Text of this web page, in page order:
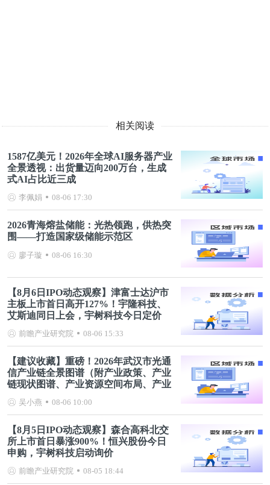
相关阅读
1587亿美元！2026年全球AI服务器产业
全景透视：出货量迈向200万台，生成
式AI占比近三成
李佩娟 08-06 17:30
2026青海熔盐储能：光热领跑，供热突
围——打造国家级储能示范区
廖子璇 08-06 16:30
【8月6日IPO动态观察】津富士达沪市
主板上市首日高开127%！宇隆科技、
艾斯迪同日上会，宇树科技今日定价
前瞻产业研究院 08-06 15:33
【建议收藏】重磅！2026年武汉市光通
信产业链全景图谱（附产业政策、产业
链现状图谱、产业资源空间布局、产业
吴小燕 08-06 10:00
【8月5日IPO动态观察】森合高科北交
所上市首日暴涨900%！恒兴股份今日
申购，宇树科技启动询价
前瞻产业研究院 08-05 18:44